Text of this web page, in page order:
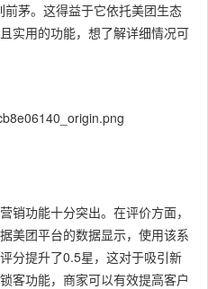
茅。这得益于它依托美团生态
实用的功能，想了解详细情况可
销功能十分突出。在评价方面，
美团平台的数据显示，使用该系
分提升了0.5星，这对于吸引新
客功能，商家可以有效提高客户